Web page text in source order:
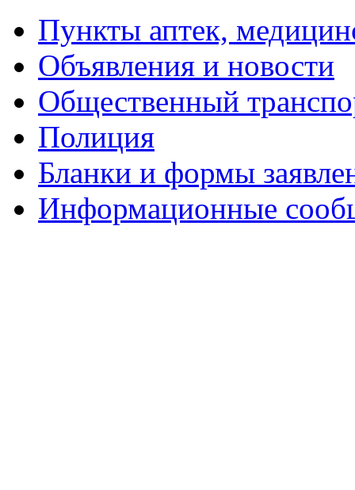
Пункты аптек,
Объявления и новости
Общественный
Полиция
Бланки и формы
Информационные